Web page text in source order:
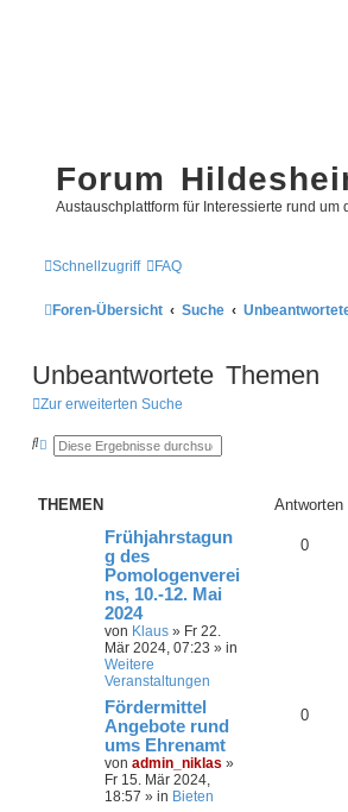
Forum
Austauschplattform für Interessierte rund
Schnellzugriff FAQ
Foren-Übersicht Suche
Unbeantwortete Themen
Zur erweiterten Suche
S
ei
t
THEMEN Antworten
Frühjahrstagun
g des
Pomologenverei
ns, 10.-12. Mai
2024
von Klaus » Fr 22.
Mär 2024, 07:23 » in
Weitere
Veranstaltungen
0
Fördermittel
Angebote rund
ums Ehrenamt
von admin_niklas »
Fr 15. Mär 2024,
18:57 » in Bieten
0